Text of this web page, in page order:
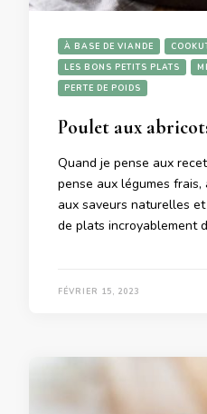
À BASE DE VIANDE
LES BONS PETITS PLATS
PERTE DE POIDS
Poulet aux
Quand je pense aux
pense aux légumes
aux saveurs naturelles
de plats incroyablement
FÉVRIER 15, 2023